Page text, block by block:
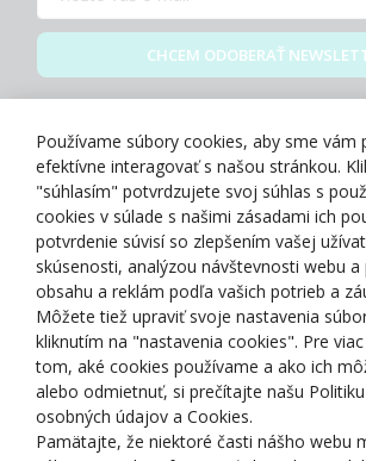
CHCEM ODOBERAŤ
O NÁS
NAKUPOVANIE
ZÁKAZNÍCKA ZÓNA
Používame súbory cookies, aby sme vám
efektívne interagovať s našou stránkou.
"súhlasím" potvrdzujete svoj súhlas s
cookies v súlade s našimi zásadami ich
potvrdenie súvisí so zlepšením vašej
skúsenosti, analýzou návštevnosti webu
obsahu a reklám podľa vašich potrieb a
Môžete tiež upraviť svoje nastavenia
kliknutím na "nastavenia cookies". Pre
tom, aké cookies používame a ako ich
alebo odmietnuť, si prečítajte našu
osobných údajov a Cookies.
Pamätajte, že niektoré časti nášho webu